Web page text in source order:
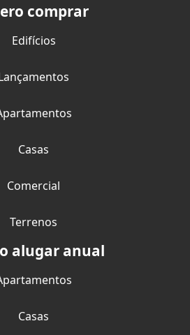
comprar
Edifícios
Casas
Comercial
Terrenos
alugar anual
Casas